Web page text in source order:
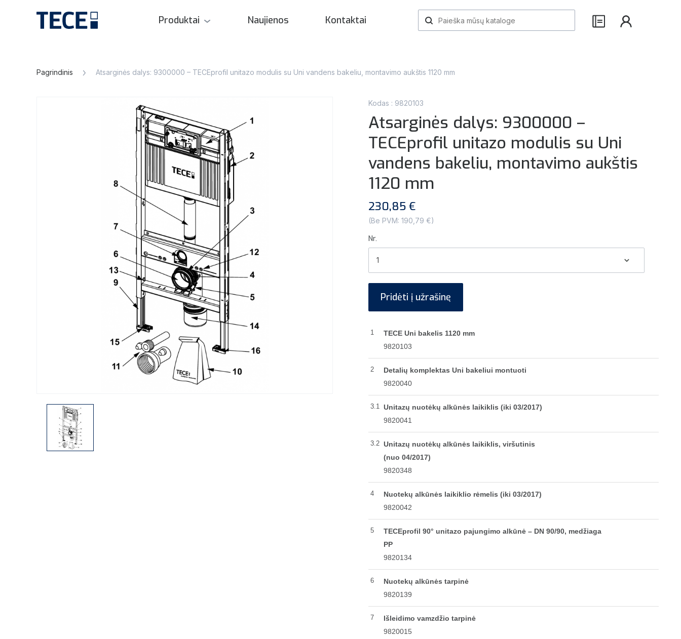
Produktai Naujienos Kontaktai
Pagrindinis Atsarginės dalys: 9300000 – TECEprofil unitazo modulis su Uni vandens bakeliu, montavimo aukštis 1120 mm
Kodas : 9820103
Atsarginės dalys: 9300000 –
TECEprofil unitazo modulis su Uni
vandens bakeliu, montavimo aukštis
1120 mm
230,85 €
(Be PVM: 190,79 €)
Nr.
1
Pridėti į užrašinę
1
TECE Uni bakelis 1120 mm
9820103
2
Detalių komplektas Uni bakeliui montuoti
9820040
3.1 Unitazų nuotėkų alkūnės laikiklis (iki 03/2017)
9820041
3.2 Unitazų nuotėkų alkūnės laikiklis, viršutinis
(nuo 04/2017)
9820348
4
Nuotekų alkūnės laikiklio rėmelis (iki 03/2017)
9820042
5
TECEprofil 90° unitazo pajungimo alkūnė – DN 90/90, medžiaga
PP
9820134
6
Nuotekų alkūnės tarpinė
9820139
7
Išleidimo vamzdžio tarpinė
9820015